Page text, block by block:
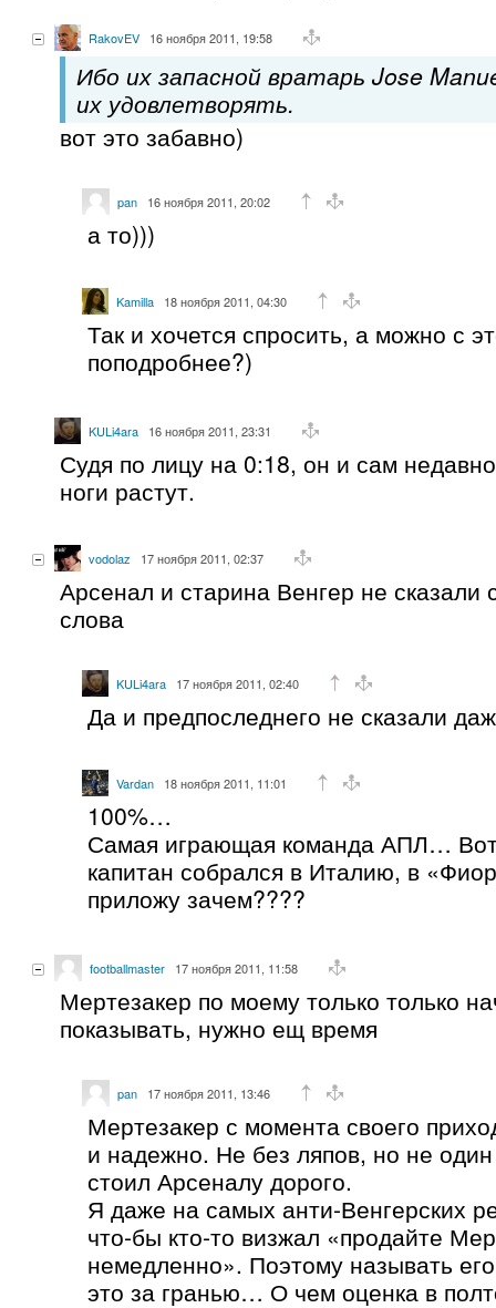
RakovEV 16 ноября 2011, 19:58
Ибо их запасной вратарь Jose
их удовлетворять.
вот это забавно)
pan 16 ноября 2011, 20:02
а то)))
Kamilla 18 ноября 2011, 04:30
Так и хочется спросить, а можно с
поподробнее?)
KULi4ara 16 ноября 2011, 23:31
Судя по лицу на 0:18, он и сам
ноги растут.
vodolaz 17 ноября 2011, 02:37
Арсенал и старина Венгер не сказали
слова
KULi4ara 17 ноября 2011, 02:40
Да и предпоследнего не сказали
Vardan 18 ноября 2011, 11:01
100%…
Самая играющая команда АПЛ…
капитан собрался в Италию, в
приложу зачем????
footballmaster 17 ноября 2011, 11:58
Мертезакер по моему только только
показывать, нужно ещ время
pan 17 ноября 2011, 13:46
Мертезакер с момента своего
и надежно. Не без ляпов, но не
стоил Арсеналу дорого.
Я даже на самых анти-Венгерских
что-бы кто-то визжал «продайте
немедленно». Поэтому называть
это за гранью… О чем оценка в